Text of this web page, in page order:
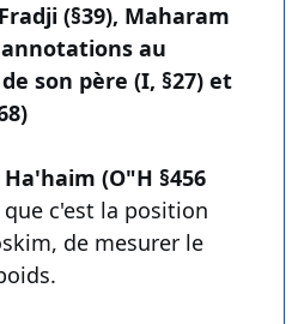
(§39), Maharam
au
son père (I, §27) et
(O"H §456
c'est la position
de mesurer le